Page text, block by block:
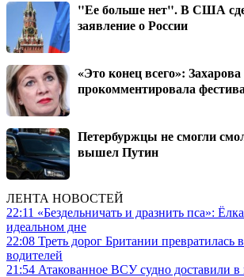
"Ее больше нет". В США
заявление о России
«Это конец всего»: Захарова
прокомментировала
Петербуржцы не смогли
вышел Путин
ЛЕНТА НОВОСТЕЙ
22:11 «Бездельничать и дразнить пса»:
идеальном дне
22:08 Треть дорог Британии превратилась
водителей
21:54 Атакованное ВСУ судно доставили